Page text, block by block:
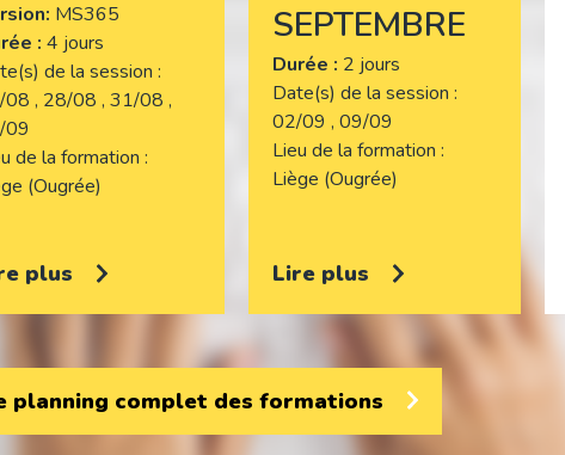
MS365
: 4 jours
de la session
08 , 28/08 , 31/08 ,
09
de la formation
(Ougrée)
plus
SEPTEMBRE
Durée : 2 jours
Date(s) de la session
02/09 , 09/09
Lieu de la formation
Liège (Ougrée)
Lire plus
planning complet des formations